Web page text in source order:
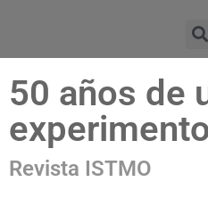
50 años de
Revista ISTMO